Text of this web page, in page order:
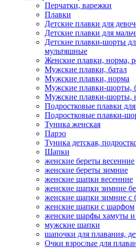
Перчатки, варежки
Плавки
Детские плавки для
Детские плавки для
Детские плавки-шорты
мультяшные
Женские плавки, норма,
Мужские плавки, батал
Мужские плавки, норма
Мужские плавки-шорты,
Мужские плавки-шорты,
Подростковые плавки
Подростковые плавки-
Туникa женская
Парэо
Туника детская,
Шапки
женские береты весенние
женские береты зимние
женские шапки весенние
женские шапки зимние
женские шапки зимние с
женские шапки с шарфом
женские шарфы хамуты
мужские шапки
шапочки для плавания,
Очки взрослые для